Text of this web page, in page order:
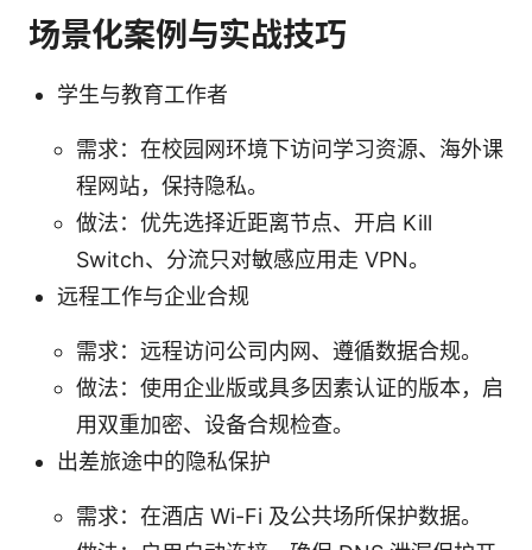
场景化案例与实战技巧
学生与教育工作者
需求：在校园网环境下访问学习资源、海外课
程网站，保持隐私。
做法：优先选择近距离节点、开启 Kill
Switch、分流只对敏感应用走 VPN。
远程工作与企业合规
需求：远程访问公司内网、遵循数据合规。
做法：使用企业版或具多因素认证的版本，启
用双重加密、设备合规检查。
出差旅途中的隐私保护
需求：在酒店 Wi-Fi 及公共场所保护数据。